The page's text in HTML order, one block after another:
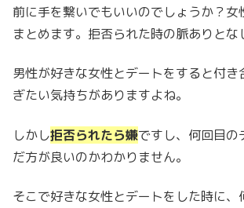
前に手を繋いでもいいのでしょうか？女
まとめます。拒否られた時の脈ありとな
男性が好きな女性とデートをすると付き
ぎたい気持ちがありますよね。
しかし拒否られたら嫌ですし、何回目の
だ方が良いのかわかりません。
そこで好きな女性とデートをした時に、